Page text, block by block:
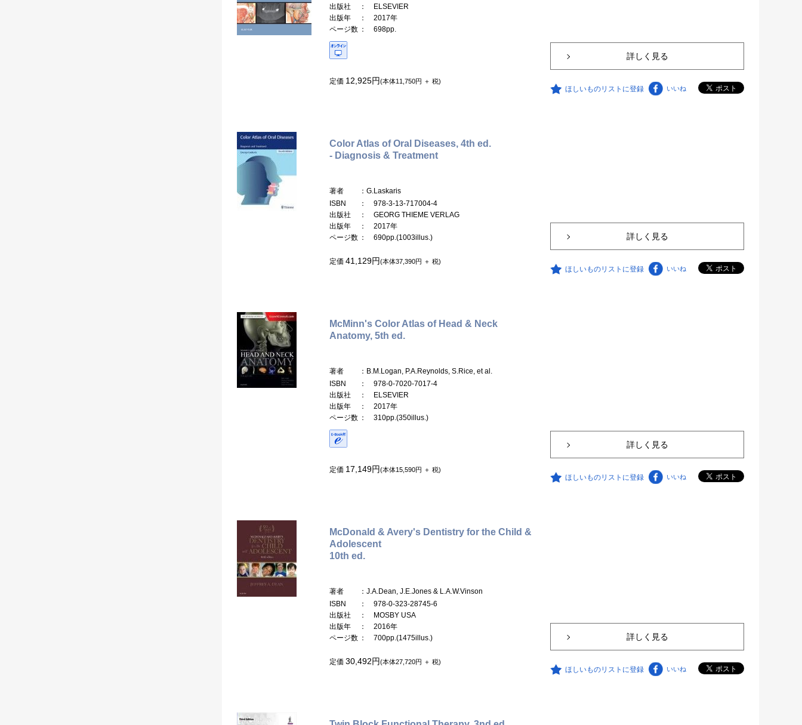
出版社
： ELSEVIER
出版年
： 2017年
ページ数 ： 698pp.
定価 12,925円(本体11,750円 ＋ 税)
詳しく見る
ほしいものリストに登録 いいね
Color Atlas of Oral Diseases, 4th ed.
- Diagnosis & Treatment
著者
：G.Laskaris
ISBN
： 978-3-13-717004-4
出版社
： GEORG THIEME VERLAG
出版年
： 2017年
ページ数 ： 690pp.(1003illus.)
定価 41,129円(本体37,390円 ＋ 税)
詳しく見る
ほしいものリストに登録 いいね
McMinn's Color Atlas of Head & Neck
Anatomy, 5th ed.
著者
：B.M.Logan, P.A.Reynolds, S.Rice, et al.
ISBN
： 978-0-7020-7017-4
出版社
： ELSEVIER
出版年
： 2017年
ページ数 ： 310pp.(350illus.)
定価 17,149円(本体15,590円 ＋ 税)
詳しく見る
ほしいものリストに登録 いいね
McDonald & Avery's Dentistry for the Child &
Adolescent
10th ed.
著者
：J.A.Dean, J.E.Jones & L.A.W.Vinson
ISBN
： 978-0-323-28745-6
出版社
： MOSBY USA
出版年
： 2016年
ページ数 ： 700pp.(1475illus.)
定価 30,492円(本体27,720円 ＋ 税)
詳しく見る
ほしいものリストに登録 いいね